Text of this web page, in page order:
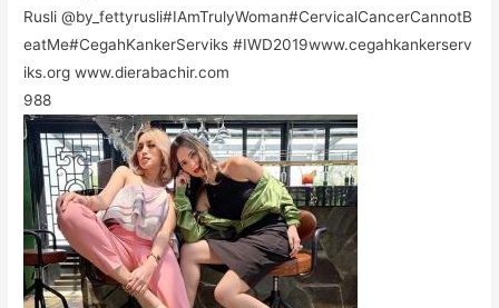
Rusli @by_fettyrusli#IAmTrulyWoman#CervicalCancerCannotB
eatMe#CegahKankerServiks #IWD2019www.cegahkankerserv
iks.org www.dierabachir.com
988